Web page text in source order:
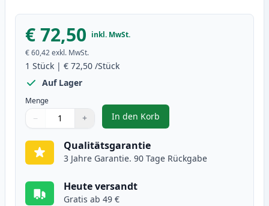
€ 72,50 inkl. MwSt.
€ 60,42exkl. MwSt.
1 Stück | € 72,50 /Stück
Auf Lager
Menge
Verwenden Sie die Tasten, um anzupassen
− +
1
In den Korb
, Canon 046H (1254C002)
Qualitätsgarantie
3 Jahre Garantie. 90 Tage Rückgabe
Heute versandt
Gratis ab 49 €